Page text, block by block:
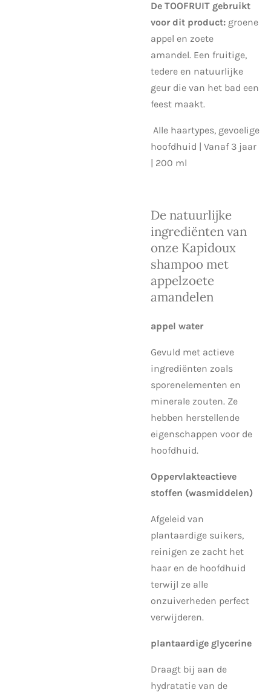
De TOOFRUIT gebruikt
voor dit product: groene
appel en zoete
amandel. Een fruitige,
tedere en natuurlijke
geur die van het bad een
feest maakt.
Alle haartypes, gevoelige
hoofdhuid | Vanaf 3 jaar
| 200 ml
De natuurlijke
ingrediënten van
onze Kapidoux
shampoo met
appelzoete
amandelen
appel water
Gevuld met actieve
ingrediënten zoals
sporenelementen en
minerale zouten. Ze
hebben herstellende
eigenschappen voor de
hoofdhuid.
Oppervlakteactieve
stoffen (wasmiddelen)
Afgeleid van
plantaardige suikers,
reinigen ze zacht het
haar en de hoofdhuid
terwijl ze alle
onzuiverheden perfect
verwijderen.
plantaardige glycerine
Draagt ​​bij aan de
hydratatie van de